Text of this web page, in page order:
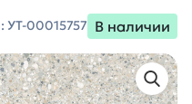
УТ-00015757 В наличии